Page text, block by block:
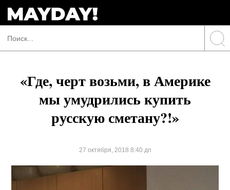
«Где, черт возьми, в Америке
мы умудрились купить
русскую сметану?!»
27 октября, 2018 8:40 дп